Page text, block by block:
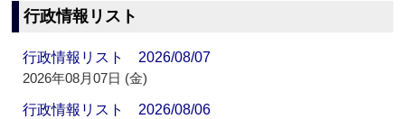
行政情報リスト
行政情報リスト 2026/08/07
2026年08月07日 (金)
行政情報リスト 2026/08/06